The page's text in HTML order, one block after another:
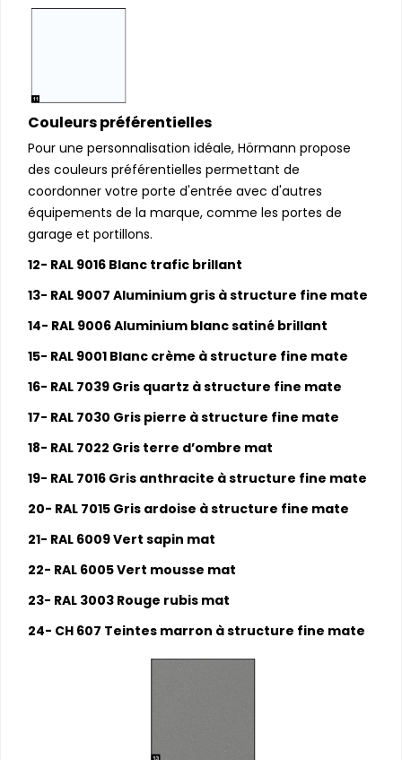
Couleurs préférentielles
Pour une personnalisation idéale, Hörmann propose
des couleurs préférentielles permettant de
coordonner votre porte d'entrée avec d'autres
équipements de la marque, comme les portes de
garage et portillons.
12- RAL 9016 Blanc trafic brillant
13- RAL 9007 Aluminium gris à structure fine mate
14- RAL 9006 Aluminium blanc satiné brillant
15- RAL 9001 Blanc crème à structure fine mate
16- RAL 7039 Gris quartz à structure fine mate
17- RAL 7030 Gris pierre à structure fine mate
18- RAL 7022 Gris terre d’ombre mat
19- RAL 7016 Gris anthracite à structure fine mate
20- RAL 7015 Gris ardoise à structure fine mate
21- RAL 6009 Vert sapin mat
22- RAL 6005 Vert mousse mat
23- RAL 3003 Rouge rubis mat
24- CH 607 Teintes marron à structure fine mate